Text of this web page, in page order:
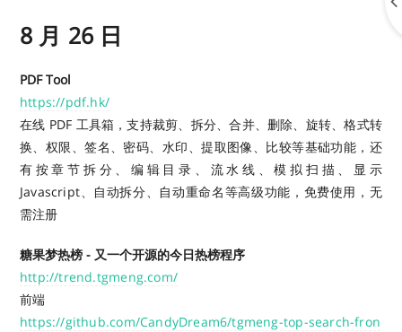
8 月 26 日
PDF Tool
https://pdf.hk/
在线 PDF 工具箱，支持裁剪、拆分、合并、删除、旋转、格式转
换、权限、签名、密码、水印、提取图像、比较等基础功能，还
有按章节拆分、编辑目录、流水线、模拟扫描、显示
Javascript、自动拆分、自动重命名等高级功能，免费使用，无
需注册
糖果梦热榜 - 又一个开源的今日热榜程序
http://trend.tgmeng.com/
前端
https://github.com/CandyDream6/tgmeng-top-search-fron